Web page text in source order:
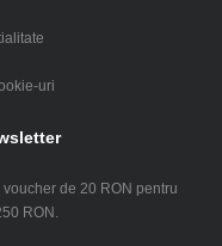
uri
de 20 RON pentru
RON.